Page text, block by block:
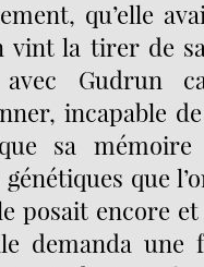
qu’elle
vint la tirer de
Gudrun
incapable
sa
que
posait encore
demanda une